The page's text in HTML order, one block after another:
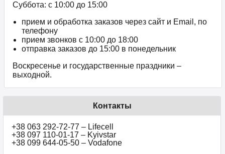
Суббота: с 10:00 до 15:00
прием и обработка заказов через сайт и Email, по
телефону
прием звонков c 10:00 до 18:00
отправка заказов до 15:00 в понедельник
Воскресенье и государственные праздники –
выходной.
Контакты
+38 063 292-72-77 – Lifecell
+38 097 110-01-17 – Kyivstar
+38 099 644-05-50 – Vodafone